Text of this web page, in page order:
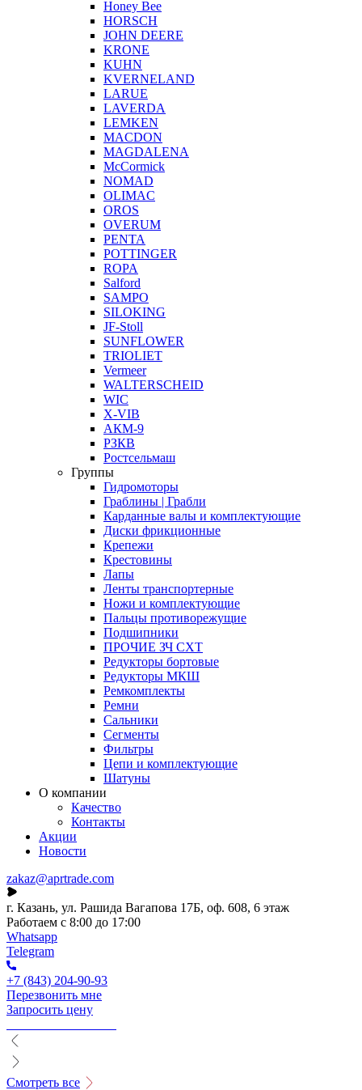
Honey Bee
HORSCH
JOHN DEERE
KRONE
KUHN
KVERNELAND
LARUE
LAVERDA
LEMKEN
MACDON
MAGDALENA
McCormick
NOMAD
OLIMAC
OROS
OVERUM
PENTA
POTTINGER
ROPA
Salford
SAMPO
SILOKING
JF-Stoll
SUNFLOWER
TRIOLIET
Vermeer
WALTERSCHEID
WIC
X-VIB
АКМ-9
РЗКВ
Ростсельмаш
Группы
Гидромоторы
Граблины | Грабли
Карданные валы и комплектующие
Диски фрикционные
Крепежи
Крестовины
Лапы
Ленты транспортерные
Ножи и комплектующие
Пальцы противорежущие
Подшипники
ПРОЧИЕ ЗЧ СХТ
Редукторы бортовые
Редукторы МКШ
Ремкомплекты
Ремни
Сальники
Сегменты
Фильтры
Цепи и комплектующие
Шатуны
О компании
Качество
Контакты
Акции
Новости
zakaz@aprtrade.com
г. Казань, ул. Рашида Вагапова 17Б, оф. 608, 6 этаж
Работаем с 8:00 до 17:00
Whatsapp
Telegram
+7 (843) 204-90-93
Перезвонить мне
Запросить цену
Смотреть все